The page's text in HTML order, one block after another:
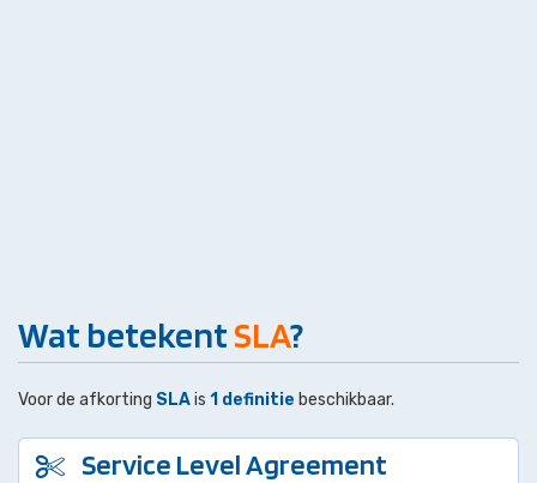
Wat betekentSLA?
Voor de afkorting SLAis 1 definitie beschikbaar.
Service Level Agreement